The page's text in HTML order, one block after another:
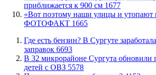
приближается к 900 см 1677
«Вот поэтому наши улицы и утопают
ФОТОФАКТ 1665
​Где есть бензин? В Сургуте
заправок 6693
В 32 микрорайоне Сургута обновили
детей с ОВЗ 5578